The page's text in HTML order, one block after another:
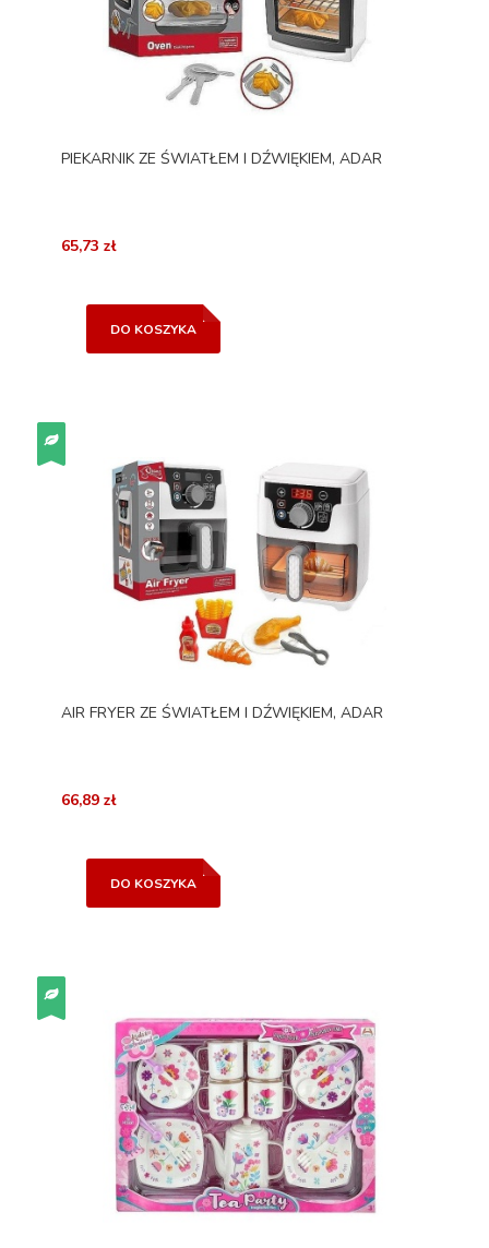
PIEKARNIK ZE ŚWIATŁEM I DŹWIĘKIEM, ADAR
65,73 zł
DO KOSZYKA
AIR FRYER ZE ŚWIATŁEM I DŹWIĘKIEM, ADAR
66,89 zł
DO KOSZYKA